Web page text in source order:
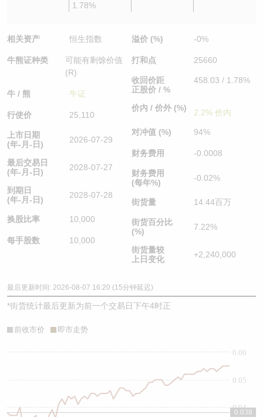
1.78%
相关资产 恒生指数
牛熊证种类
可能有剩馀价值
(R)
牛 / 熊 牛证
行使价 25,110
上市日期
(年-月-日)
2026-07-29
最后交易日
(年-月-日)
2028-07-27
到期日
(年-月-日)
2028-07-28
换股比率 10,000
每手股数 10,000
溢价 (%) -0%
打和点 25660
收回价距
正股价 / %
458.03 / 1.78%
价内 / 价外 (%) 2.2% 价内
对冲值 (%) 94%
财务费用 -0.0008
财务费用
(每年%)
-0.02%
街货量 14.44百万
街货百分比
(%)
7.22%
街货量较
上日变化
+2,240,000
最后更新时间: 2026-08-07 16:20 (15分钟延迟)
*街货统计最后更新为前一个交易日下午4时正
前收市价 即市走势
0.04
0.05
0.06
0.038